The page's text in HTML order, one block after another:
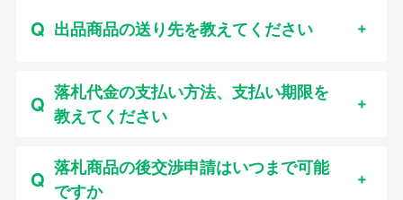
出品商品の送り先を教えてください
落札代金の支払い方法、支払い期限を
教えてください
落札商品の後交渉申請はいつまで可能
ですか